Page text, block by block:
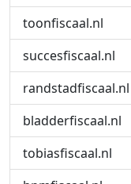
toonfiscaal.nl
succesfiscaal.nl
randstadfiscaal.nl
bladderfiscaal.nl
tobiasfiscaal.nl